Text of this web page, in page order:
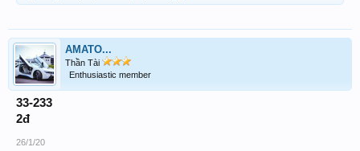
AMATO...
Thần Tài
Enthusiastic member
33-233
2đ
26/1/20